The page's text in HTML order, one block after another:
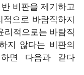
비판을 제기하고
으로 바람직하지
리적으로는 바람직
지 않다는 비판의
면 다음과 같다